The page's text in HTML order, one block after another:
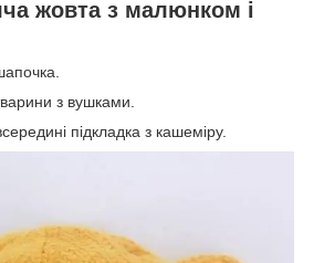
жовта з малюнком і
з вушками.
підкладка з кашеміру.